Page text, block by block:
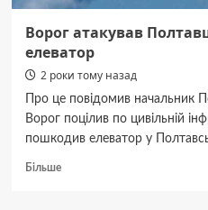
Ворог атакував
елеватор
2 роки тому назад
Про це повідомив начальник
Ворог поцілив по цивільній
пошкодив елеватор у
БільшеДокладніше